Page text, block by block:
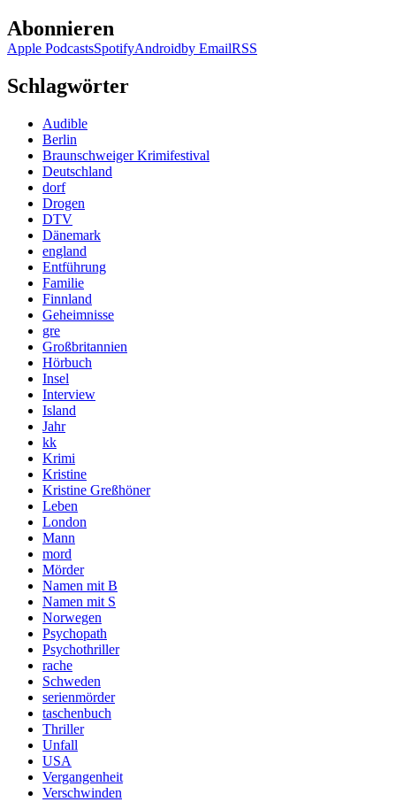
Abonnieren
Apple PodcastsSpotifyAndroidby EmailRSS
Schlagwörter
Audible
Berlin
Braunschweiger Krimifestival
Deutschland
dorf
Drogen
DTV
Dänemark
england
Entführung
Familie
Finnland
Geheimnisse
gre
Großbritannien
Hörbuch
Insel
Interview
Island
Jahr
kk
Krimi
Kristine
Kristine Greßhöner
Leben
London
Mann
mord
Mörder
Namen mit B
Namen mit S
Norwegen
Psychopath
Psychothriller
rache
Schweden
serienmörder
taschenbuch
Thriller
Unfall
USA
Vergangenheit
Verschwinden